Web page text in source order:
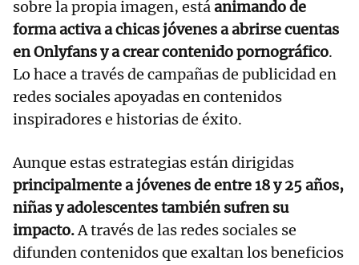
sobre la propia imagen, estáanimando de
forma activa a chicas jóvenes a abrirse cuentas
en Onlyfans y a crear contenido pornográfico.
Lo hace a través de campañas de publicidad en
redes sociales apoyadas en contenidos
inspiradores e historias de éxito.
Aunque estas estrategias están dirigidas
principalmente a jóvenes de entre 18 y 25 años,
niñas y adolescentes también sufren su
impacto.A través de las redes sociales se
difunden contenidos que exaltan los beneficios